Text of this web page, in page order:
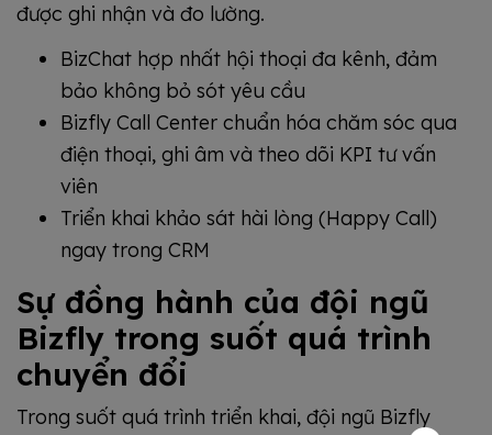
được ghi nhận và đo lường.
BizChat hợp nhất hội thoại đa kênh, đảm
bảo không bỏ sót yêu cầu
Bizfly Call Center chuẩn hóa chăm sóc qua
điện thoại, ghi âm và theo dõi KPI tư vấn
viên
Triển khai khảo sát hài lòng (Happy Call)
ngay trong CRM
Sự đồng hành của đội ngũ
Bizfly trong suốt quá trình
chuyển đổi
Trong suốt quá trình triển khai, đội ngũ Bizfly